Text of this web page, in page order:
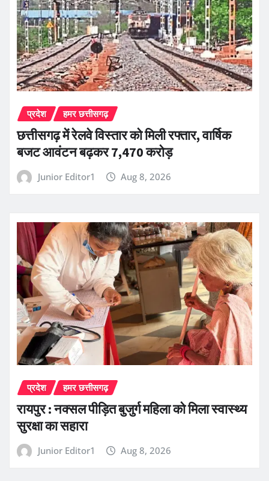
प्रदेश हमर छत्तीसगढ़
छत्तीसगढ़ में रेलवे विस्तार को मिली रफ्तार, वार्षिक
बजट आवंटन बढ़कर 7,470 करोड़
Junior Editor1 Aug 8, 2026
प्रदेश हमर छत्तीसगढ़
रायपुर : नक्सल पीड़ित बुजुर्ग महिला को मिला स्वास्थ्य
सुरक्षा का सहारा
Junior Editor1 Aug 8, 2026